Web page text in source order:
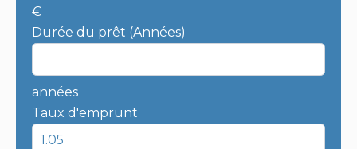
€
Durée du prêt (Années)
années
Taux d'emprunt